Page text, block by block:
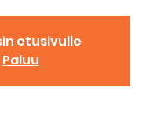
etusivulle
Paluu